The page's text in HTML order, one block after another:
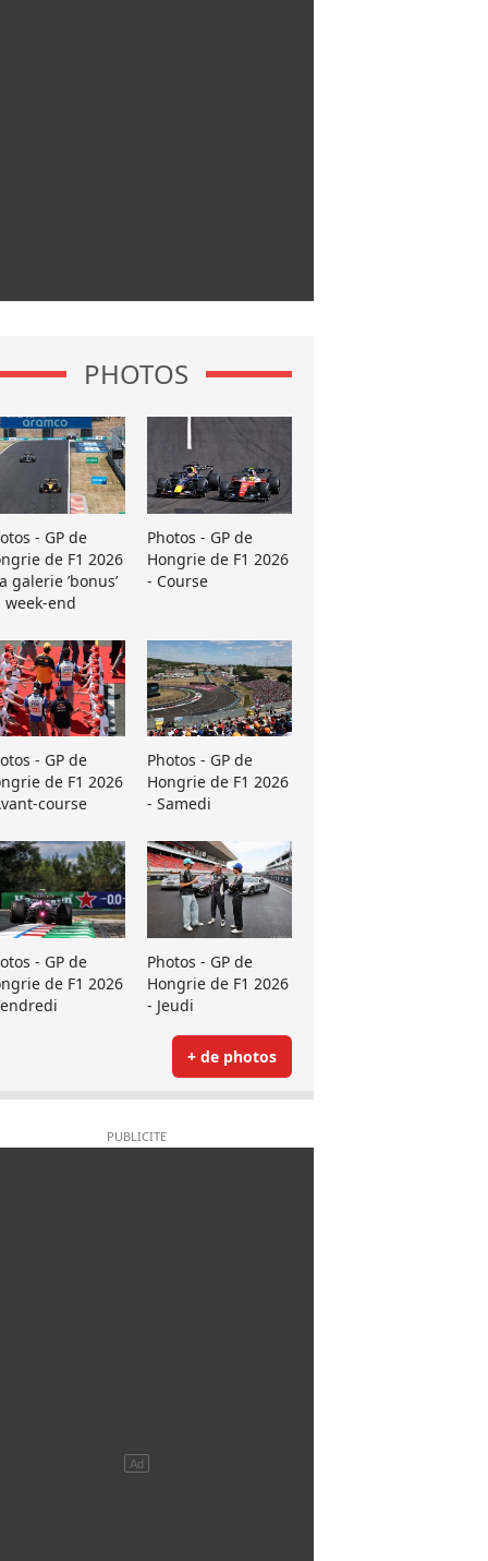
PHOTOS
- GP de
de F1 2026
galerie ’bonus’
week-end
Photos - GP de
Hongrie de F1 2026
- Course
- GP de
de F1 2026
course
Photos - GP de
Hongrie de F1 2026
- Samedi
- GP de
de F1 2026
Photos - GP de
Hongrie de F1 2026
- Jeudi
+ de photos